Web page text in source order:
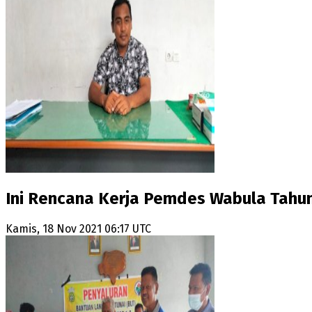
Ini Rencana Kerja Pemdes Wabula
Kamis, 18 Nov 2021 06:17 UTC